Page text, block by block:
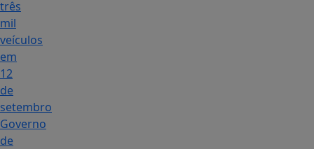
três
mil
veículos
em
12
de
setembro
Governo
de